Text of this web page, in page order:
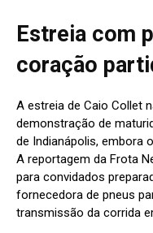
Estreia com
coração
A estreia de Caio Collet
demonstração de
de Indianápolis, embora
A reportagem da Frota
para convidados
fornecedora de pneus
transmissão da corrida